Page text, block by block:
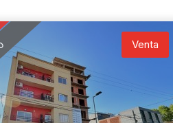
Venta